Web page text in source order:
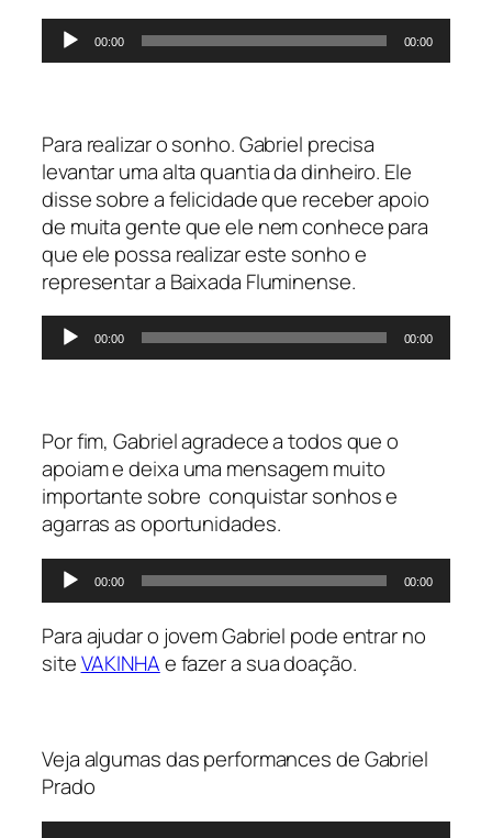
Tocador
de
00:00 00:00
Para realizar o sonho. Gabriel precisa
levantar uma alta quantia da dinheiro. Ele
disse sobre a felicidade que receber apoio
de muita gente que ele nem conhece para
que ele possa realizar este sonho e
representar a Baixada Fluminense.
Tocador
de
00:00 00:00
Por fim, Gabriel agradece a todos que o
apoiam e deixa uma mensagem muito
importante sobre conquistar sonhos e
agarras as oportunidades.
Tocador
de
áudio
00:00 00:00
Para ajudar o jovem Gabriel pode entrar no
siteVAKINHAe fazer a sua doação.
Veja algumas das performances de Gabriel
Prado